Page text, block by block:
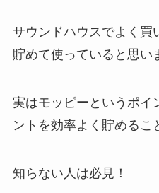
サウンドハウスでよく買
貯めて使っていると思い
実はモッピーというポイ
ントを効率よく貯めるこ
知らない人は必見！